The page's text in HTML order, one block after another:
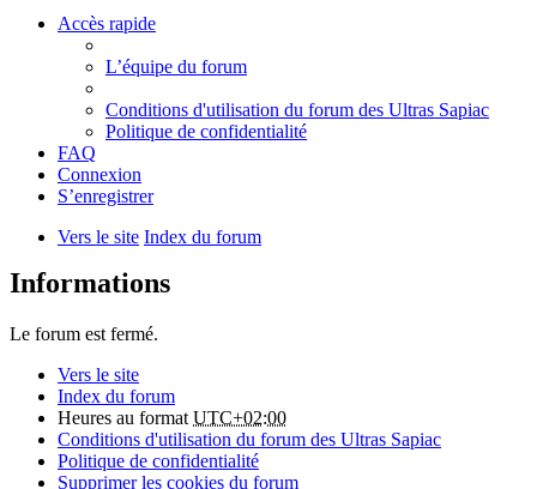
Accès rapide
L’équipe du forum
Conditions d'utilisation du forum des Ultras Sapiac
Politique de confidentialité
FAQ
Connexion
S’enregistrer
Vers le site Index du forum
Informations
Le forum est fermé.
Vers le site
Index du forum
Heures au format UTC+02:00
Conditions d'utilisation du forum des Ultras Sapiac
Politique de confidentialité
Supprimer les cookies du forum